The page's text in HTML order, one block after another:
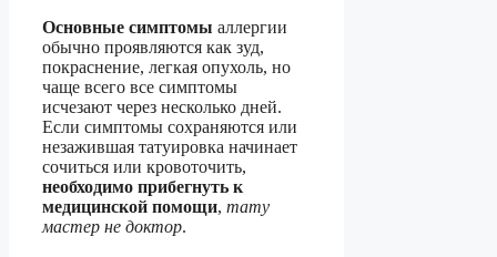
Основные симптомы аллергии
обычно проявляются как зуд,
покраснение, легкая опухоль, но
чаще всего все симптомы
исчезают через несколько дней.
Если симптомы сохраняются или
незажившая татуировка начинает
сочиться или кровоточить,
необходимо прибегнуть к
медицинской помощи, тату
мастер не доктор.